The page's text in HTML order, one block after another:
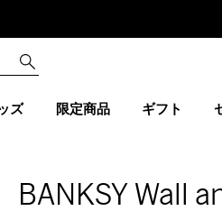
ズ 限定商品 ギフト
BANKSY Wall